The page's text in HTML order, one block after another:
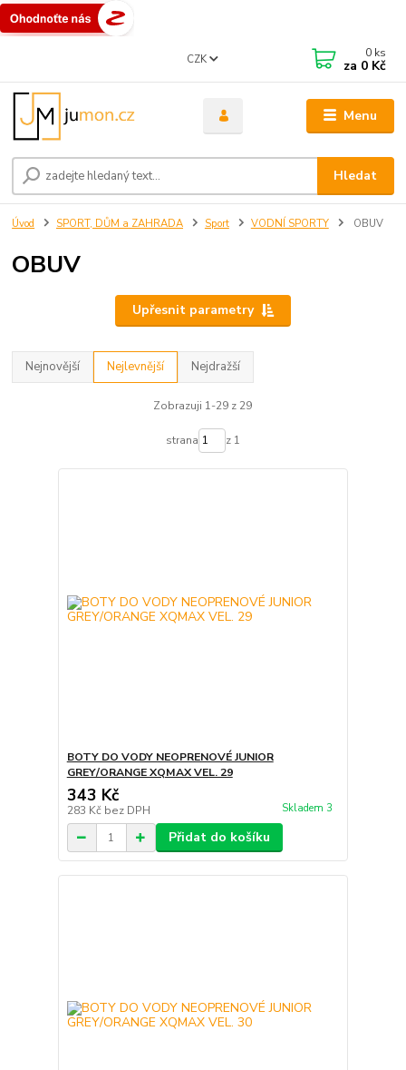
Menu
CZK
Hledat
0 ks
za 0 Kč
Úvod SPORT, DŮM a ZAHRADA Sport VODNÍ SPORTY OBUV
OBUV
Upřesnit parametry
Nejnovější Nejlevnější Nejdražší
Zobrazuji 1-29 z 29
strana z 1
BOTY DO VODY NEOPRENOVÉ JUNIOR
GREY/ORANGE XQMAX VEL. 29
343 Kč
283 Kč bez DPH Skladem 3
Přidat do košíku